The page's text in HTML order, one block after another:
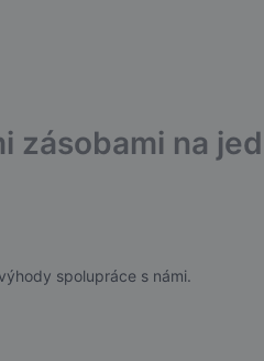
zásobami na
spolupráce s námi.